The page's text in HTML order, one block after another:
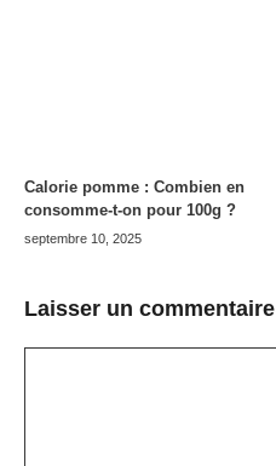
Calorie pomme : Combien en
consomme-t-on pour 100g ?
septembre 10, 2025
Laisser un commentaire